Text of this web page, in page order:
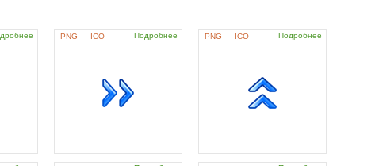
PNG ICO Подробнее PNG ICO Подробнее